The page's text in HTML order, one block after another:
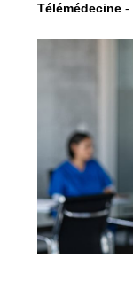
Télémédecine-